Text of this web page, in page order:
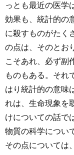
っとも最近の医学
効果も、統計的の
に殺すものがたく
の点は、そのとお
こそあれ、必ず副
ものもある。それ
はり統計的の意味
れは、生命現象を
けについての話で
物質の科学につい
その点については